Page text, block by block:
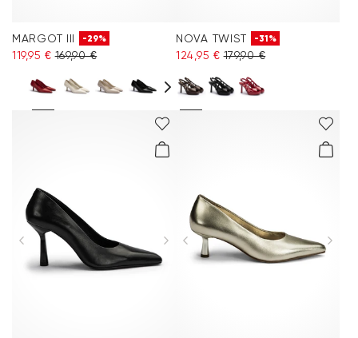
MARGOT III -29%
119,95 € 169,90 €
NOVA TWIST -31%
124,95 € 179,90 €